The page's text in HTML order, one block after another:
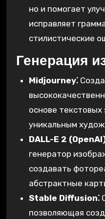
но и помогает
исправляет
стилистические
Генерация
Midjourney⁚
основе текстовых
уникальным
DALL-E 2
генератор
создавать
абстрактные
Stable Diffusion⁚
позволяющая